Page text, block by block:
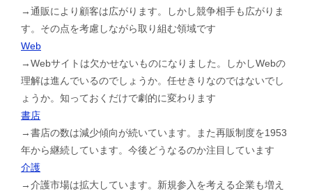
→通販により顧客は広がります。しかし競争相手も広がりま
す。その点を考慮しながら取り組む領域です
Web
→Webサイトは欠かせないものになりました。しかしWebの
理解は進んでいるのでしょうか。任せきりなのではないでし
ょうか。知っておくだけで劇的に変わります
書店
→書店の数は減少傾向が続いています。また再販制度を1953
年から継続しています。今後どうなるのか注目しています
介護
→介護市場は拡大しています。新規参入を考える企業も増え